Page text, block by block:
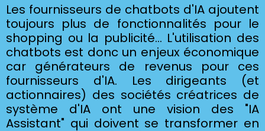
Les fournisseurs de chatbots d'IA ajoutent
toujours plus de fonctionnalités pour le
shopping ou la publicité… L'utilisation des
chatbots est donc un enjeux économique
car générateurs de revenus pour ces
fournisseurs d'IA. Les dirigeants (et
actionnaires) des sociétés créatrices de
système d'IA ont une vision des "IA
Assistant" qui doivent se transformer en